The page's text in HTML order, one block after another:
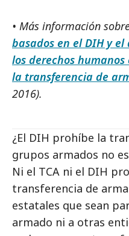
• Más información
basados en el DIH y
los derechos
la transferencia de
2016).
¿El DIH prohíbe la
grupos armados no
Ni el TCA ni el DIH
transferencia de
estatales que sean
armado ni a otras